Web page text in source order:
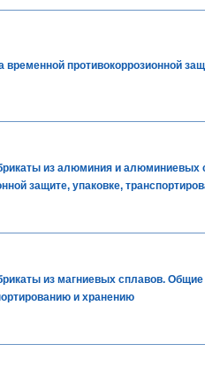
временной противокоррозионной
из алюминия и алюминиевых
защите, упаковке,
из магниевых сплавов. Общие
и хранению